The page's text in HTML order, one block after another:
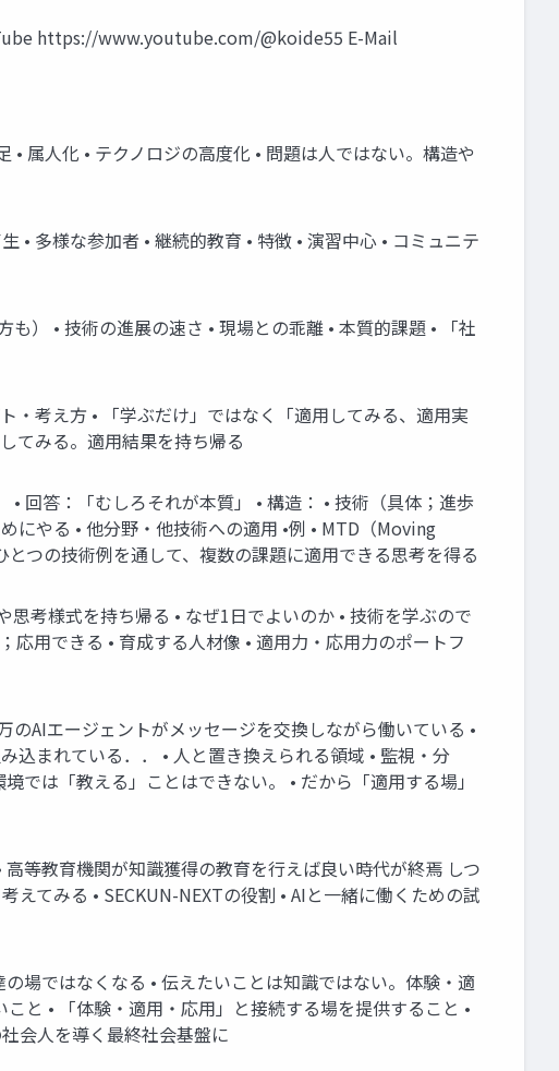
https://www.youtube.com/@koide55 E-Mail
属人化 • テクノロジの高度化 • 問題は人ではない。構造や
• 多様な参加者 • 継続的教育 • 特徴 • 演習中心 • コミュニテ
） • 技術の進展の速さ • 現場との乖離 • 本質的課題 • 「社
・考え方 • 「学ぶだけ」ではなく「適用してみる、適用実
てみる。適用結果を持ち帰る
回答：「むしろそれが本質」 • 構造： • 技術（具体；進歩
やる • 他分野・他技術への適用 •例 • MTD（Moving
つの技術例を通して、複数の課題に適用できる思考を得る
考様式を持ち帰る • なぜ1日でよいのか • 技術を学ぶので
用できる • 育成する人材像 • 適用力・応用力のポートフ
のAIエージェントがメッセージを交換しながら働いている •
込まれている．． • 人と置き換えられる領域 • 監視・分
では「教える」ことはできない。 • だから「適用する場」
等教育機関が知識獲得の教育を行えば良い時代が終焉 しつ
えてみる • SECKUN-NEXTの役割 • AIと一緒に働くための試
場ではなくなる • 伝えたいことは知識ではない。体験・適
と • 「体験・適用・応用」と接続する場を提供すること •
会人を導く最終社会基盤に